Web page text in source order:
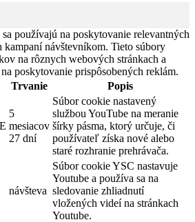
používajú na poskytovanie relevantných
kampaní návštevníkom. Tieto súbory
na rôznych webových stránkach a
poskytovanie prispôsobených reklám.
Trvanie Popis
5
mesiacov
27 dní
Súbor cookie nastavený
službou YouTube na meranie
šírky pásma, ktorý určuje, či
používateľ získa nové alebo
staré rozhranie prehrávača.
návšteva
Súbor cookie YSC nastavuje
Youtube a používa sa na
sledovanie zhliadnutí
vložených videí na stránkach
Youtube.